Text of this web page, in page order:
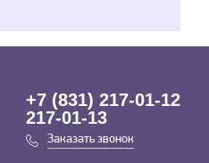
+7 (831) 217-01-12
217-01-13
Заказать звонок